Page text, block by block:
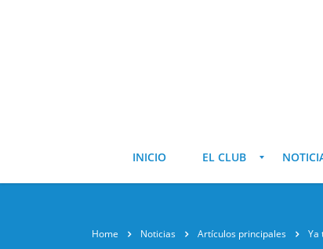
INICIO EL CLUB
Home Noticias Artículos principales Ya